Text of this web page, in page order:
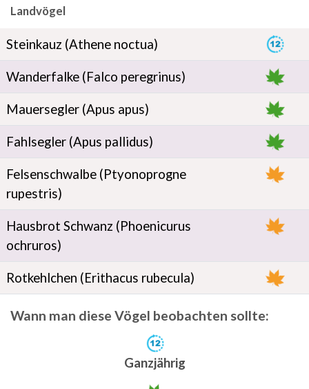
Landvögel
Steinkauz (Athene noctua)
Wanderfalke (Falco peregrinus)
Mauersegler (Apus apus)
Fahlsegler (Apus pallidus)
Felsenschwalbe (Ptyonoprogne
rupestris)
Hausbrot Schwanz (Phoenicurus
ochruros)
Rotkehlchen (Erithacus rubecula)
Wann man diese Vögel beobachten sollte:
Ganzjährig